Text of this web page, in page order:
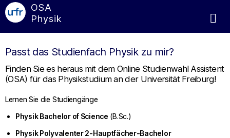
OSA
Physik
Passt das Studienfach Physik zu mir?
Finden Sie es heraus mit dem Online Studienwahl Assistent
(OSA) für das Physikstudium an der Universität Freiburg!
Lernen Sie die Studiengänge
Physik Bachelor of Science (B.Sc.)
Physik Polyvalenter 2-Hauptfächer-Bachelor